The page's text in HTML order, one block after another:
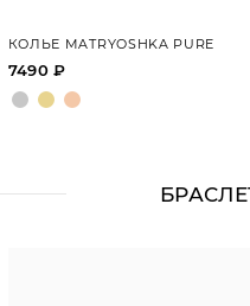
КОЛЬЕ MATRYOSHKA PURE
7490 ₽